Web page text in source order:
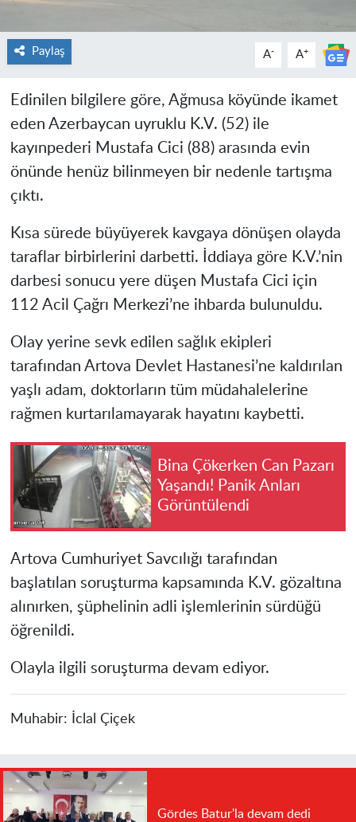
Paylaş A- A+
Edinilen bilgilere göre, Ağmusa köyünde ikamet
eden Azerbaycan uyruklu K.V. (52) ile
kayınpederi Mustafa Cici (88) arasında evin
önünde henüz bilinmeyen bir nedenle tartışma
çıktı.
Kısa sürede büyüyerek kavgaya dönüşen olayda
taraflar birbirlerini darbetti. İddiaya göre K.V.’nin
darbesi sonucu yere düşen Mustafa Cici için
112 Acil Çağrı Merkezi’ne ihbarda bulunuldu.
Olay yerine sevk edilen sağlık ekipleri
tarafından Artova Devlet Hastanesi’ne kaldırılan
yaşlı adam, doktorların tüm müdahalelerine
rağmen kurtarılamayarak hayatını kaybetti.
Bina Çökerken Can Pazarı
Yaşandı! Panik Anları
Görüntülendi
Artova Cumhuriyet Savcılığı tarafından
başlatılan soruşturma kapsamında K.V. gözaltına
alınırken, şüphelinin adli işlemlerinin sürdüğü
öğrenildi.
Olayla ilgili soruşturma devam ediyor.
Muhabir: İclal Çiçek
Gördes Batur'la devam dedi